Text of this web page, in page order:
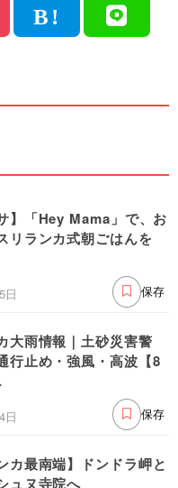
】「Hey Mama」で、お
リランカ式朝ごはんを
日 保存
大雨情報｜土砂災害警
行止め・強風・高波【8
日 保存
カ最南端】ドンドラ岬と
ュヌ寺院へ